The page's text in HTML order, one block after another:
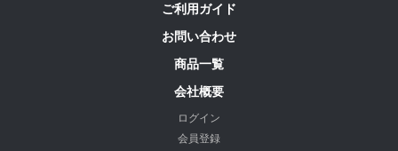
ご利用ガイド
お問い合わせ
商品一覧
会社概要
ログイン
会員登録